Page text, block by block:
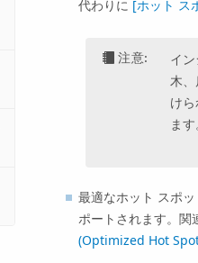
代わりに [ホット ス
注意:
イ
木
け
ま
最適なホット スポ
ポートされます。 関
(Optimized Hot